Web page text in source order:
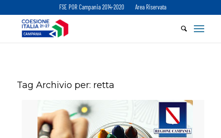
FSE POR Campania 2014-2020 Area Riservata
Tag Archivio per: retta